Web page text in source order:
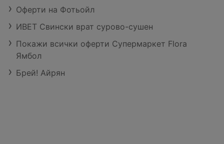
Оферти на Фотьойл
ИВЕТ Свински врат сурово-сушен
Покажи всички оферти Супермаркет Flora
Ямбол
Брей! Айрян